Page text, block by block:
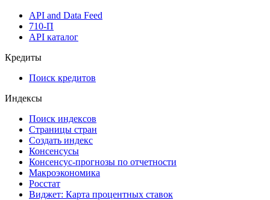
API and Data Feed
710-П
API каталог
Кредиты
Поиск кредитов
Индексы
Поиск индексов
Страницы стран
Создать индекс
Консенсусы
Консенсус-прогнозы по отчетности
Макроэкономика
Росстат
Виджет: Карта процентных ставок